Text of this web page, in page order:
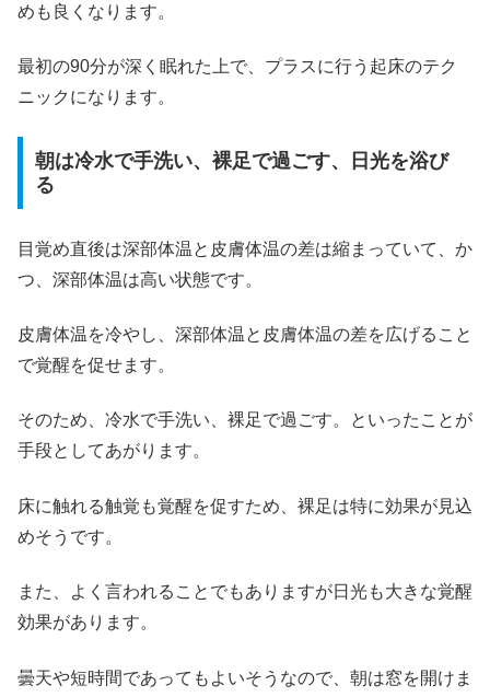
めも良くなります。
最初の90分が深く眠れた上で、プラスに行う起床のテク
ニックになります。
朝は冷水で手洗い、裸足で過ごす、日光を浴び
る
目覚め直後は深部体温と皮膚体温の差は縮まっていて、か
つ、深部体温は高い状態です。
皮膚体温を冷やし、深部体温と皮膚体温の差を広げること
で覚醒を促せます。
そのため、冷水で手洗い、裸足で過ごす。といったことが
手段としてあがります。
床に触れる触覚も覚醒を促すため、裸足は特に効果が見込
めそうです。
また、よく言われることでもありますが日光も大きな覚醒
効果があります。
曇天や短時間であってもよいそうなので、朝は窓を開けま